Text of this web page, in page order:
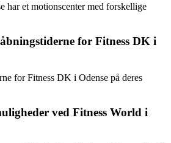
har et motionscenter med forskellige
for Fitness DK i
for Fitness DK i Odense på deres
ved Fitness World i